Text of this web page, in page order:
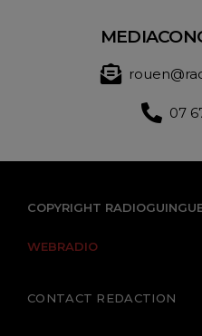
07
COPYRIGHT
WEBRADIO
CONTACT REDACTION